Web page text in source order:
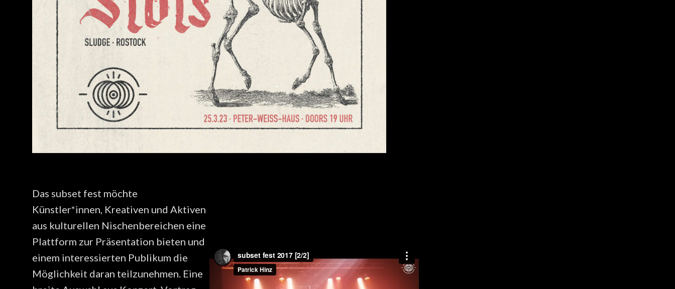
Das subset fest möchte
Künstler*innen, Kreativen und Aktiven
aus kulturellen Nischenbereichen eine
Plattform zur Präsentation bieten und
einem interessierten Publikum die
Möglichkeit daran teilzunehmen. Eine